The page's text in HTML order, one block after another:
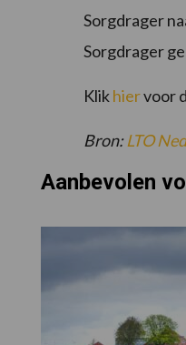
Sorgdrager
Sorgdrager
Klikhiervoor
Bron:LTO
Aanbevolen